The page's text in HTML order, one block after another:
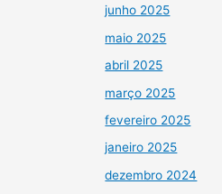
junho 2025
maio 2025
abril 2025
março 2025
fevereiro 2025
janeiro 2025
dezembro 2024